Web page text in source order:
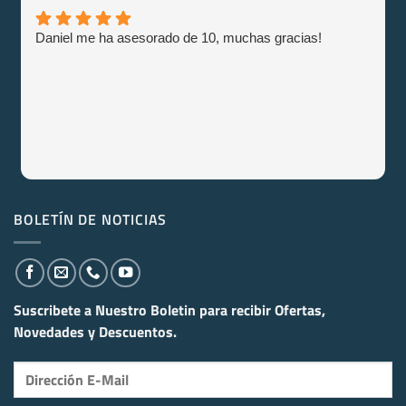
Daniel me ha asesorado de 10, muchas gracias!
BOLETÍN DE NOTICIAS
Suscribete a Nuestro Boletin para recibirOfertas,
Novedades y Descuentos.